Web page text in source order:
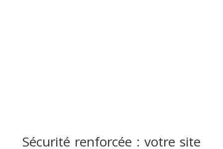
Sécurité renforcée : votre site